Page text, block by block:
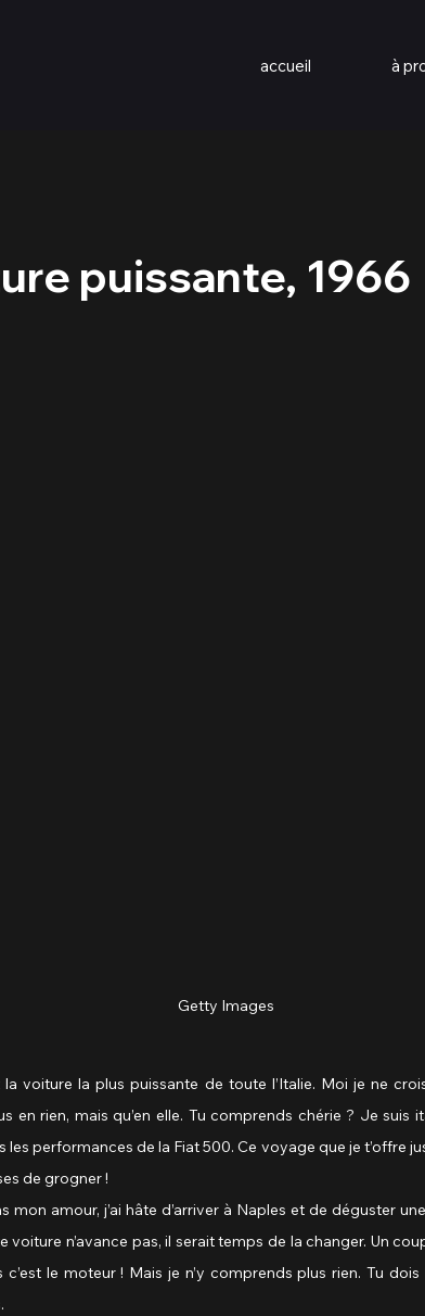
accueil à
puissante, 1966
Getty Images
en rien, mais qu’en elle. Tu comprends chérie ? Je suis
les performances de la Fiat 500. Ce voyage que je t’offre
de grogner !
amour, j’ai hâte d’arriver à Naples et de déguster
voiture n’avance pas, il serait temps de la changer. Un
le moteur ! Mais je n’y comprends plus rien. Tu dois